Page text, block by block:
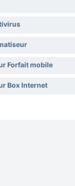
Forfait mobile
Box Internet